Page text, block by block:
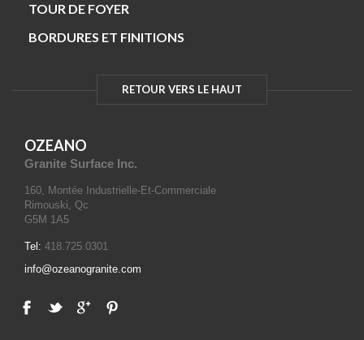
TOUR DE FOYER
BORDURES ET FINITIONS
RETOUR VERS LE HAUT
OZEANO
Granite Surface Inc.
160, Montée Industrielle-Et-Commerciale
Rimouski, Qc
G5M 1A5
Tel: 418.725.0301
info@ozeanogranite.com